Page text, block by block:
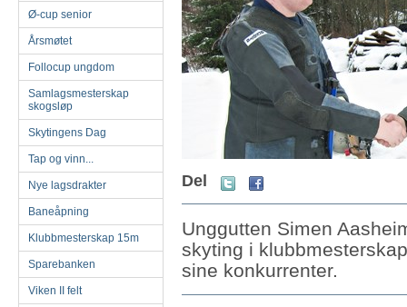
Ø-cup senior
Årsmøtet
Follocup ungdom
Samlagsmesterskap
skogsløp
Skytingens Dag
Tap og vinn...
Nye lagsdrakter
Baneåpning
Klubbmesterskap 15m
Sparebanken
Viken II felt
Del
Unggutten Simen
skyting i
sine konkurrenter.